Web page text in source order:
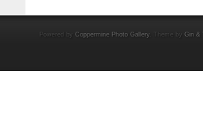
Powered by Coppermine Photo Gallery. Theme by Gin &